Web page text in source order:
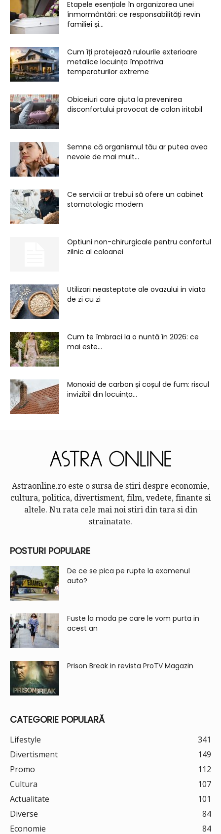
Etapele esențiale în organizarea unei
înmormântări: ce responsabilități revin
familiei și...
Cum îți protejează rulourile exterioare
metalice locuința împotriva
temperaturilor extreme
Obiceiuri care ajuta la prevenirea
disconfortului provocat de colon iritabil
Semne că organismul tău ar putea avea
nevoie de mai mult...
Ce servicii ar trebui să ofere un cabinet
stomatologic modern
Optiuni non-chirurgicale pentru confortul
zilnic al coloanei
Utilizari neasteptate ale ovazului in viata
de zi cu zi
Cum te îmbraci la o nuntă în 2026: ce
mai este...
Monoxid de carbon și coșul de fum: riscul
invizibil din locuința...
Astraonline.ro este o sursa de stiri despre economie,
cultura, politica, divertisment, film, vedete, finante si
altele. Nu rata cele mai noi stiri din tara si din
strainatate.
POSTURI POPULARE
De ce se pica pe rupte la examenul
auto?
Fuste la moda pe care le vom purta in
acest an
Prison Break in revista ProTV Magazin
CATEGORIE POPULARĂ
Lifestyle
341
Divertisment
149
Promo
112
Cultura
107
Actualitate
101
Diverse
84
Economie
84